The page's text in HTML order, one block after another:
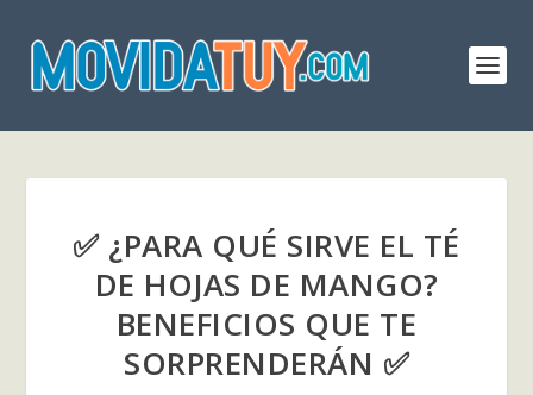
✅ ¿PARA QUÉ SIRVE EL TÉ
DE HOJAS DE MANGO?
BENEFICIOS QUE TE
SORPRENDERÁN ✅